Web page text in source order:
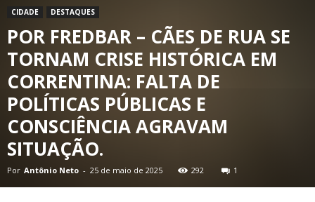
CIDADE DESTAQUES
POR FREDBAR – CÃES DE RUA SE
TORNAM CRISE HISTÓRICA EM
CORRENTINA: FALTA DE
POLÍTICAS PÚBLICAS E
CONSCIÊNCIA AGRAVAM
SITUAÇÃO.
Por Antônio Neto - 25 de maio de 2025 292 1